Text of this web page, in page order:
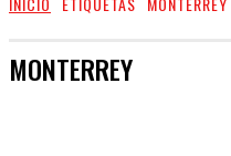
MONTERREY